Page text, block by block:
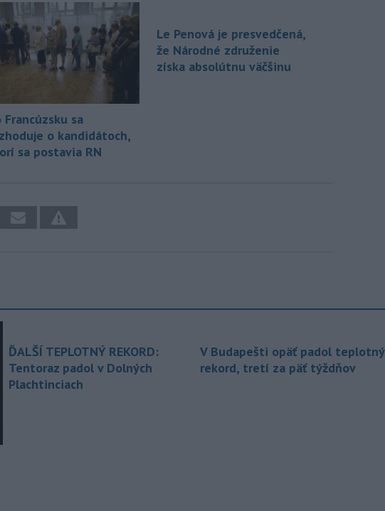
Francúzsku sa
o kandidátoch,
sa postavia RN
Le Penová je presvedčená,
že Národné združenie
získa absolútnu väčšinu
ĎALŠÍ TEPLOTNÝ REKORD:
Tentoraz padol v Dolných
Plachtinciach
V Budapešti opäť padol teplotný
rekord, tretí za päť týždňov